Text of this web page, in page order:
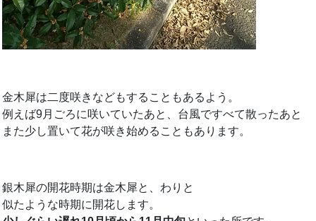
金木犀は二度咲きなどもすることもあるよう。
例えば9月ごろに咲いていたあと、台風ですべて散ったあと
また少し置いて花が咲き始めることもあります。
銀木犀の開花時期は金木犀と、わりと
似たような時期に開花します。